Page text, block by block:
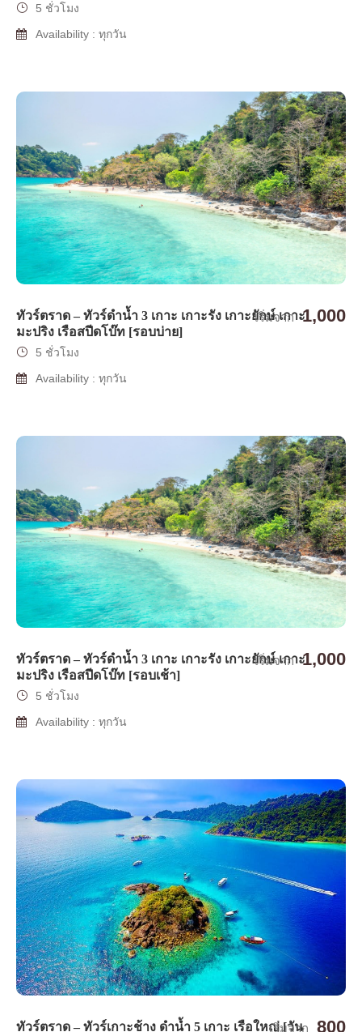
5 ชั่วโมง
Availability : ทุกวัน
ทัวร์ตราด – ทัวร์ดำน้ำ 3 เกาะ เกาะรัง เกาะยักษ์ เกาะ
มะปริง เรือสปีดโบ๊ท [รอบบ่าย]
เริ่มจาก 1,000
5 ชั่วโมง
Availability : ทุกวัน
ทัวร์ตราด – ทัวร์ดำน้ำ 3 เกาะ เกาะรัง เกาะยักษ์ เกาะ
มะปริง เรือสปีดโบ๊ท [รอบเช้า]
เริ่มจาก 1,000
5 ชั่วโมง
Availability : ทุกวัน
ทัวร์ตราด – ทัวร์เกาะช้าง ดำน้ำ 5 เกาะ เรือใหญ่ [วัน
เริ่มจาก 800